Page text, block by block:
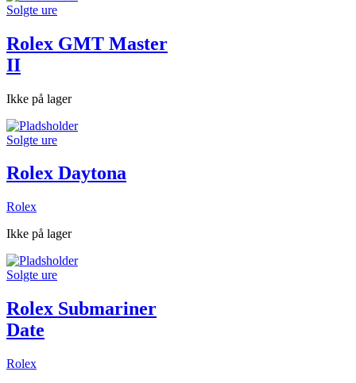
Solgte ure
Rolex GMT Master
II
Ikke på lager
Solgte ure
Rolex Daytona
Rolex
Ikke på lager
Solgte ure
Rolex Submariner
Date
Rolex